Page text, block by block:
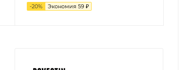
-20% Экономия 59 ₽